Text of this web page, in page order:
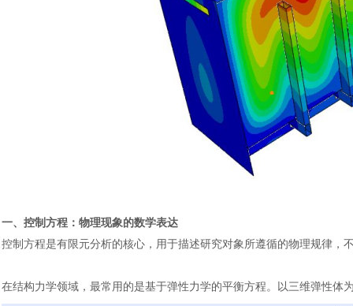
一、控制方程：物理现象的数学表达
控制方程是有限元分析的核心，用于描述研究对象所遵循的物理规律，
在结构力学领域，最常用的是基于弹性力学的平衡方程。以三维弹性体